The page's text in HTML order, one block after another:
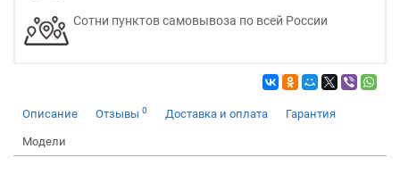
Сотни пунктов самовывоза по всей России
Описание Отзывы 0 Доставка и оплата Гарантия
Модели